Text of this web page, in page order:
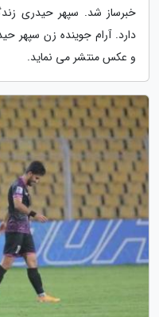
خبرساز شد. سپهر حیدری
دارد. آرام جوینده زن سپهر
و عکس منتشر می نماید.